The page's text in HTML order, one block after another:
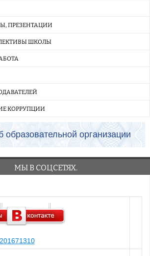
ПРЕЗЕНТАЦИИ
ШКОЛЫ
КОРРУПЦИИ
образовательной организации
МЫ В СОЦСЕТЯХ.